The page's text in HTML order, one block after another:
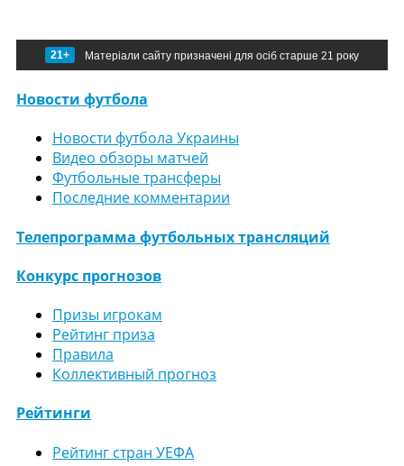
21+ Матеріали сайту призначені для осіб старше 21 року
Новости футбола
Новости футбола Украины
Видео обзоры матчей
Футбольные трансферы
Последние комментарии
Телепрограмма футбольных трансляций
Конкурс прогнозов
Призы игрокам
Рейтинг приза
Правила
Коллективный прогноз
Рейтинги
Рейтинг стран УЕФА